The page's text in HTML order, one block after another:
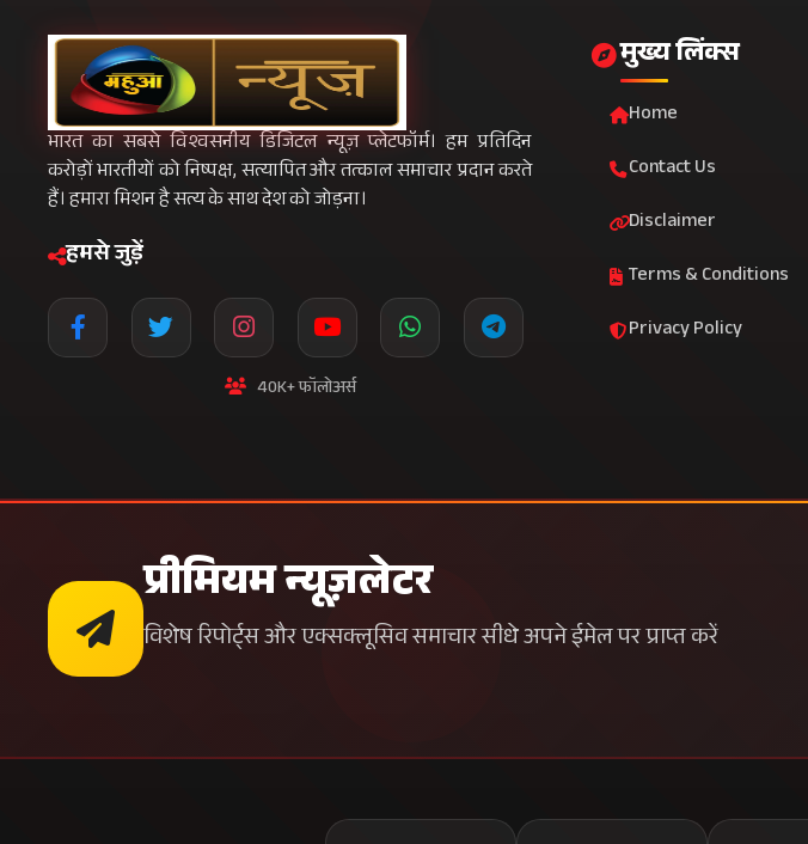
भारत का सबसे विश्वसनीय डिजिटल न्यूज़ प्लेटफॉर्म। हम प्रतिदिन
करोड़ों भारतीयों को निष्पक्ष, सत्यापित और तत्काल समाचार प्रदान करते
हैं। हमारा मिशन है सत्य के साथ देश को जोड़ना।
हमसे जुड़ें
40K+ फॉलोअर्स
मुख्य लिंक्स
Home
Contact Us
Disclaimer
Terms & Conditions
Privacy Policy
प्रीमियम न्यूज़लेटर
विशेष रिपोर्ट्स और एक्सक्लूसिव समाचार सीधे अपने ईमेल पर प्राप्त करें